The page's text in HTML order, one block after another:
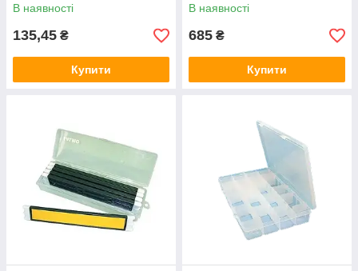
В наявності
135,45 ₴
Купити
В наявності
685 ₴
Купити